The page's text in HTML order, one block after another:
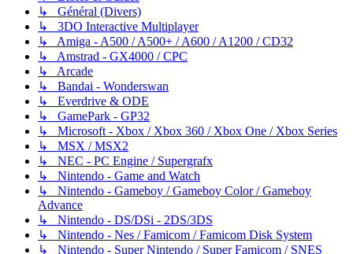
↳ Général (Divers)
↳ 3DO Interactive Multiplayer
↳ Amiga - A500 / A500+ / A600 / A1200 / CD32
↳ Amstrad - GX4000 / CPC
↳ Arcade
↳ Bandai - Wonderswan
↳ Everdrive & ODE
↳ GamePark - GP32
↳ Microsoft - Xbox / Xbox 360 / Xbox One / Xbox Series
↳ MSX / MSX2
↳ NEC - PC Engine / Supergrafx
↳ Nintendo - Game and Watch
↳ Nintendo - Gameboy / Gameboy Color / Gameboy
Advance
↳ Nintendo - DS/DSi - 2DS/3DS
↳ Nintendo - Nes / Famicom / Famicom Disk System
↳ Nintendo - Super Nintendo / Super Famicom / SNES